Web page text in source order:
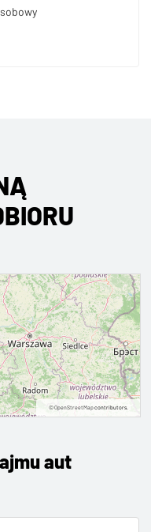
©OpenStreetMapcontributors.
aut